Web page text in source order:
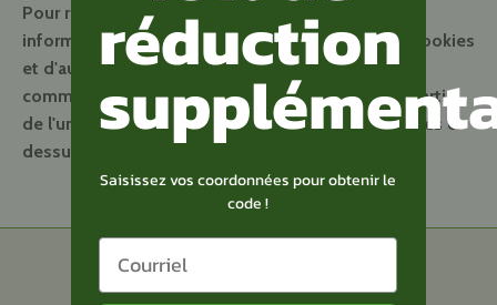
Pour refuser la "vente" ou le "partage" de vos
informations personnelles collectées à l'aide de cookies
et d'autres identificateurs basés sur des appareils,
comme décrit ci-dessus, vous devez naviguer à partir
de l'un des États américains applicables mentionnés ci-
dessus.
Retour au début
réduction
Saisissez vos coordonnées pour obtenir le
code !